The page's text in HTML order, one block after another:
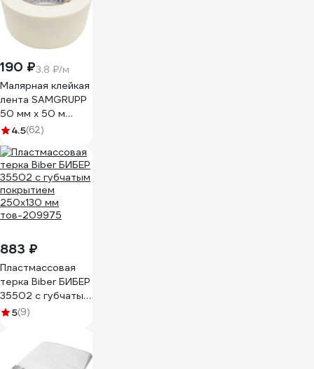
190 ₽3.8 ₽/м
Малярная клейкая
лента SAMGRUPP
50 мм х 50 м
SAMC-
4.5(62)
883 ₽
Пластмассовая
терка Biber БИБЕР
35502 с губчатым
покрытием
5(9)